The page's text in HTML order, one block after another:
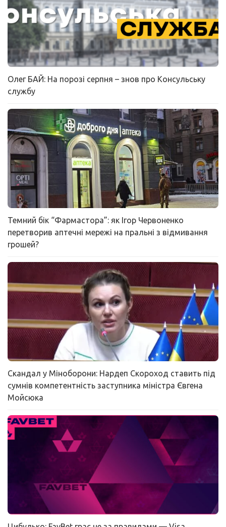
Олег БАЙ: На порозі серпня – знов про Консульську
службу
Темний бік “Фармастора”: як Ігор Червоненко
перетворив аптечні мережі на пральні з відмивання
грошей?
Скандал у Міноборони: Нардеп Скороход ставить під
сумнів компетентність заступника міністра Євгена
Мойсюка